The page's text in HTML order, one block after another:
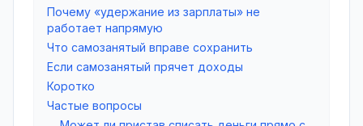
Почему «удержание из зарплаты» не
работает напрямую
Что самозанятый вправе сохранить
Если самозанятый прячет доходы
Коротко
Частые вопросы